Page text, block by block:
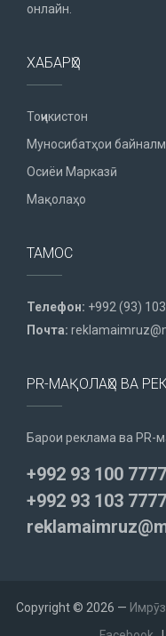
онлайн.
ХАБАРҲО
Тоҷикистон
Муносибатҳои
Осиёи Марказӣ
Мақолаҳо
ТАМОС
Телефон: +992 (93)
Почта:
PR-МАҚОЛАҲО ВА
Барои реклама ва PR-
+992 93 100 7777
+992 93 103 7777
Copyright © 2026 —